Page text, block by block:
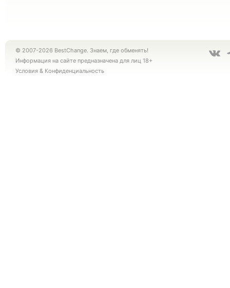
© 2007-2026 BestChange. Знаем, где обменять!
Информация на сайте предназначена для лиц 18+
Условия & Конфиденциальность